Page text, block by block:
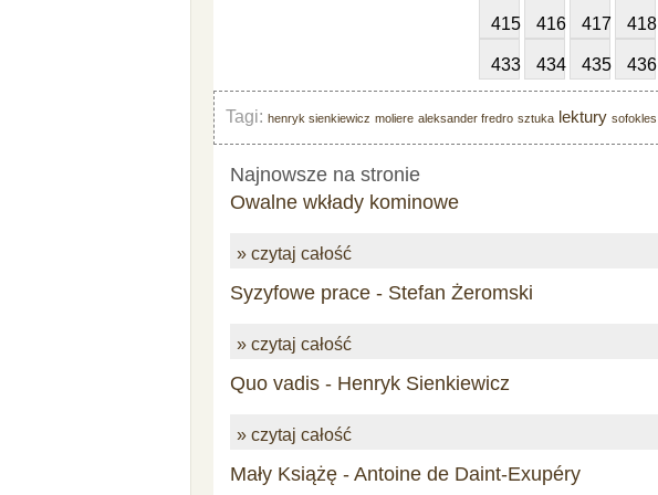
415 416 417 418
433 434 435 436
Tagi: henryk sienkiewicz moliere aleksander fredro sztuka lektury sofokles
Najnowsze na stronie
Owalne wkłady kominowe
» czytaj całość
Syzyfowe prace - Stefan Żeromski
» czytaj całość
Quo vadis - Henryk Sienkiewicz
» czytaj całość
Mały Książę - Antoine de Daint-Exupéry